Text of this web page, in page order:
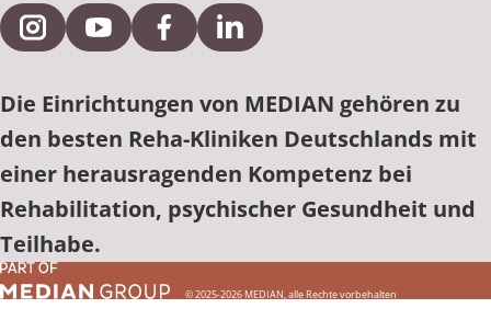
Externe Verlinkung zu Instagram
Externe Verlinkung zu YouTube
Externe Verlinkung zu Facebook
Externe Verlinkung zu
Die Einrichtungen von MEDIAN gehören zu
den besten Reha-Kliniken Deutschlands mit
einer herausragenden Kompetenz bei
Rehabilitation, psychischer Gesundheit und
Teilhabe.
© 2025-2026 MEDIAN, alle Rechte vorbehalten